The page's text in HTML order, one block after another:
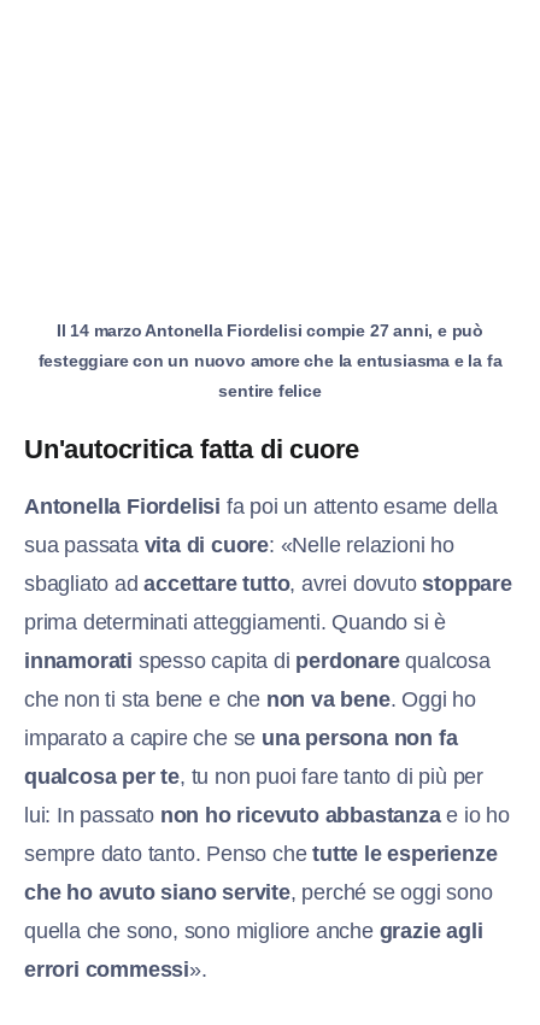
Il 14 marzo Antonella Fiordelisi compie 27 anni, e può
festeggiare con un nuovo amore che la entusiasma e la fa
sentire felice
Un'autocritica fatta di cuore
Antonella Fiordelisi fa poi un attento esame della
sua passata vita di cuore: «Nelle relazioni ho
sbagliato adaccettare tutto, avrei dovutostoppare
prima determinati atteggiamenti. Quando si è
innamorati spesso capita di perdonarequalcosa
che non ti sta bene e che non va bene. Oggi ho
imparato a capire che se una persona non fa
qualcosa per te, tu non puoi fare tanto di più per
lui: In passato non ho ricevuto abbastanzae io ho
sempre dato tanto. Penso chetutte le esperienze
che ho avuto siano servite, perché se oggi sono
quella che sono, sono migliore anche grazie agli
errori commessi».